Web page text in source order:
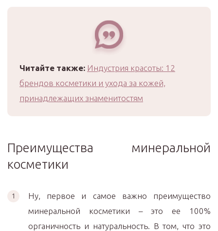
Читайте также: Индустрия красоты: 12
брендов косметики и ухода за кожей,
принадлежащих знаменитостям
Преимущества минеральной
косметики
Ну, первое и самое важно преимущество
минеральной косметики – это ее 100%
органичность и натуральность. В том, что это